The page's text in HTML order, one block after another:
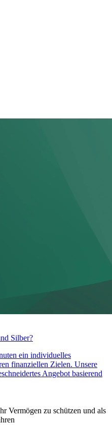
Silber?
ein individuelles
finanziellen Zielen. Unsere
Angebot basierend
Vermögen zu schützen und als